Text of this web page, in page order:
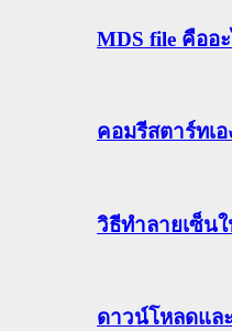
MDS file คืออะ
คอมรีสตาร์ทเอ
วิธีทําลายเซ็น
ดาวน์โหลดแล